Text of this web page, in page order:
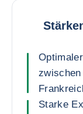
Starke